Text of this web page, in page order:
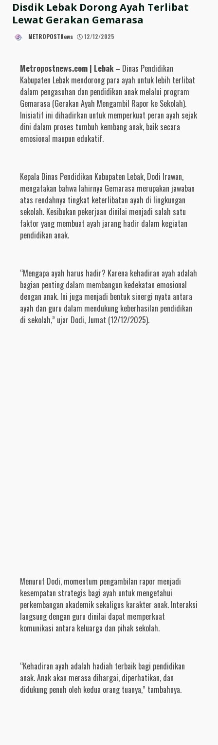
Disdik Lebak Dorong Ayah Terlibat
Lewat Gerakan Gemarasa
METROPOSTNews 12/12/2025
Metropostnews.com | Lebak – Dinas Pendidikan
Kabupaten Lebak mendorong para ayah untuk lebih terlibat
dalam pengasuhan dan pendidikan anak melalui program
Gemarasa (Gerakan Ayah Mengambil Rapor ke Sekolah).
Inisiatif ini dihadirkan untuk memperkuat peran ayah sejak
dini dalam proses tumbuh kembang anak, baik secara
emosional maupun edukatif.
Kepala Dinas Pendidikan Kabupaten Lebak, Dodi Irawan,
mengatakan bahwa lahirnya Gemarasa merupakan jawaban
atas rendahnya tingkat keterlibatan ayah di lingkungan
sekolah. Kesibukan pekerjaan dinilai menjadi salah satu
faktor yang membuat ayah jarang hadir dalam kegiatan
pendidikan anak.
“Mengapa ayah harus hadir? Karena kehadiran ayah adalah
bagian penting dalam membangun kedekatan emosional
dengan anak. Ini juga menjadi bentuk sinergi nyata antara
ayah dan guru dalam mendukung keberhasilan pendidikan
di sekolah,” ujar Dodi, Jumat (12/12/2025).
Menurut Dodi, momentum pengambilan rapor menjadi
kesempatan strategis bagi ayah untuk mengetahui
perkembangan akademik sekaligus karakter anak. Interaksi
langsung dengan guru dinilai dapat memperkuat
komunikasi antara keluarga dan pihak sekolah.
“Kehadiran ayah adalah hadiah terbaik bagi pendidikan
anak. Anak akan merasa dihargai, diperhatikan, dan
didukung penuh oleh kedua orang tuanya,” tambahnya.